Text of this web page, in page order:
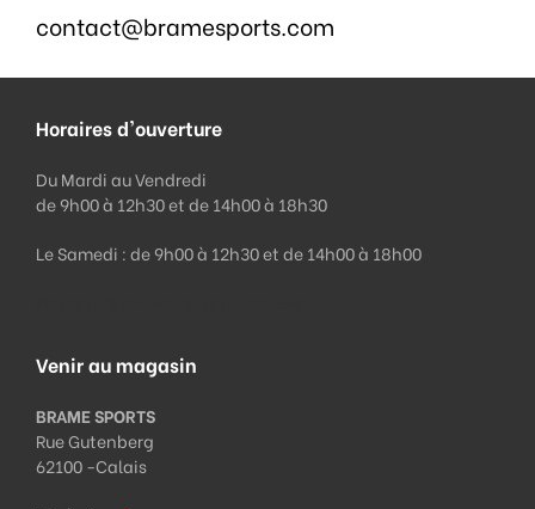
contact@bramesports.com
Horaires d'ouverture
Du Mardi au Vendredi
de 9h00 à 12h30 et de 14h00 à 18h30
Le Samedi : de 9h00 à 12h30 et de 14h00 à 18h00
Venir au magasin
BRAME SPORTS
Rue Gutenberg
62100 -Calais